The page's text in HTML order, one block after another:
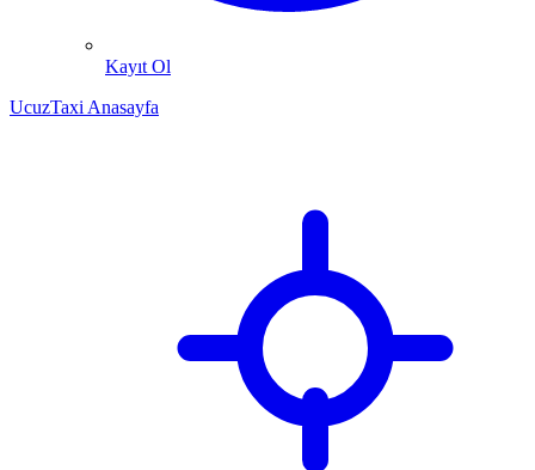
Kayıt Ol
UcuzTaxi Anasayfa